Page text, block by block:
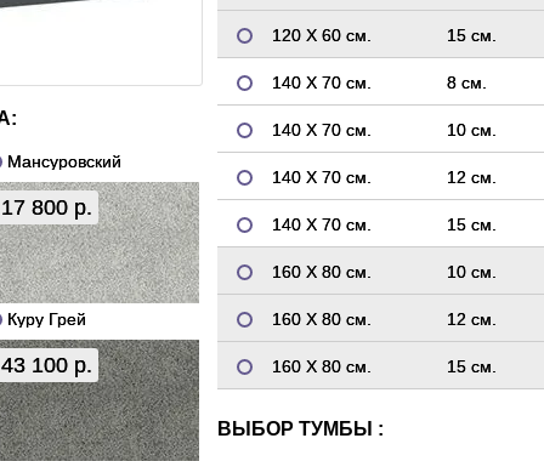
Мансуровский
17 800 р.
Куру Грей
43 100 р.
120 Х 60 см. 15 см.
140 Х 70 см. 8 см.
140 Х 70 см. 10 см.
140 Х 70 см. 12 см.
140 Х 70 см. 15 см.
160 Х 80 см. 10 см.
160 Х 80 см. 12 см.
160 Х 80 см. 15 см.
ВЫБОР ТУМБЫ :